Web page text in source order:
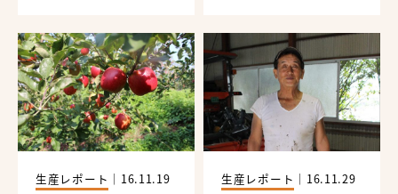
生産レポート ｜ 16.11.19 生産レポート ｜ 16.11.29